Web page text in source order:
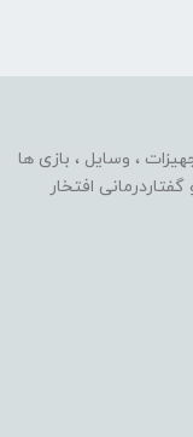
، وسایل ، بازی ها
افتخار